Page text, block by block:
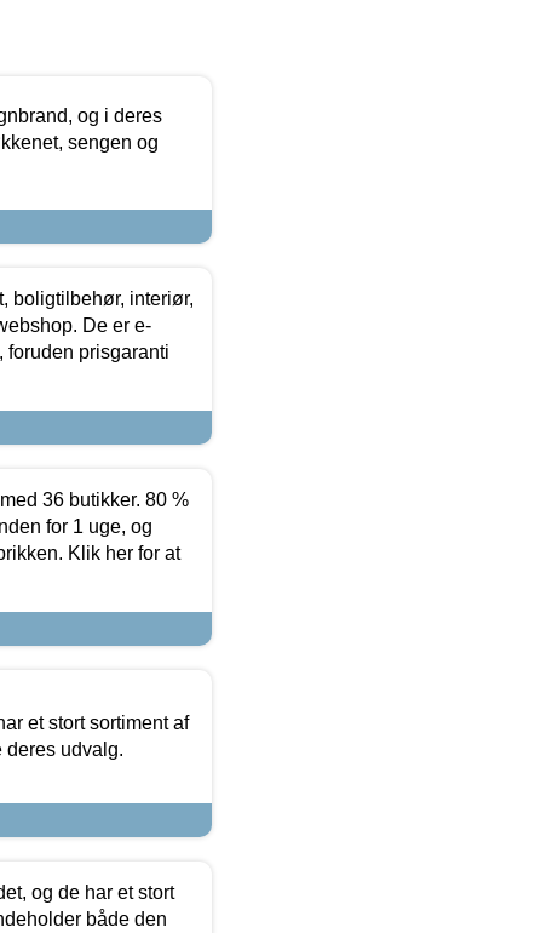
og i deres
sengen og
boligtilbehør, interiør,
De er e-
prisgaranti
36 butikker. 80 %
for 1 uge, og
Klik her for at
et stort sortiment af
deres udvalg.
og de har et stort
både den